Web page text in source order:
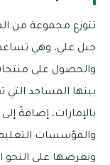
تتوزع مجموعة من
جبل علي، وهي
والحصول على
بينها المساجد
بالإمارات، إضافةً
والمؤسسات
ونعرضها على